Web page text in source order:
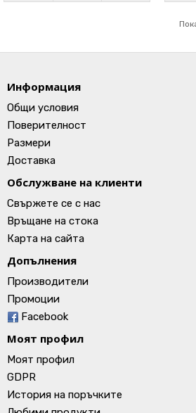
Информация
Общи условия
Поверителност
Размери
Доставка
Обслужване на клиенти
Свържете се с нас
Връщане на стока
Карта на сайта
Допълнения
Производители
Промоции
Facebook
Моят профил
Моят профил
GDPR
История на поръчките